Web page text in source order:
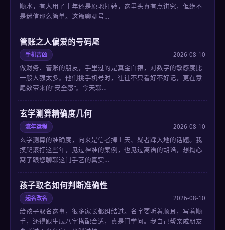
顺水，有人用了十年还是原地打转，这里头真有点讲究，但绝不
是迷信那么简单。这篇聊聊号…
管账之人偏爱的号码尾
手机吉凶 2026-08-10
做财务、管账的朋友，手里过的是真金白银，对数字的敏感度比
一般人强太多。他们挑手机号时，往往不只看好不好记，更在意
尾数带来的“安全感”。今天聊…
玄学测算精确度几何
流年运程 2026-08-10
玄学测算的准确度，向来是信者捧上天、疑者踩入地的话题。我
摸爬滚打这些年，见过神准的案例，也见过离谱的胡诌，想掏心
窝子跟您聊聊这门手艺的真实…
孩子取名如何判断准确性
起名改名 2026-08-10
给孩子取名这事，很多家长都纠结过。名字要听着顺耳，写着顺
手，还得跟生辰八字搭配合适，真是门学问。我自己帮亲戚朋友